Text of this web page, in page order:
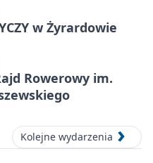
w Żyrardowie
Rowerowy im.
Kolejne wydarzenia